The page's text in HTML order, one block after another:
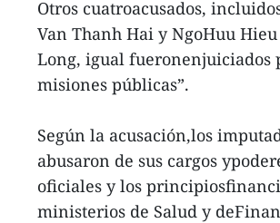
Otros cuatroacusados,
Van Thanh Hai y NgoHuu
Long, igual fueronenjuiciados
misiones públicas”.
Según la acusación,los
abusaron de sus cargos
oficiales y los
ministerios de Salud y